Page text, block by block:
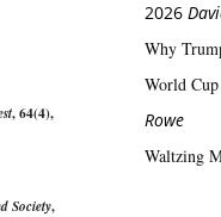
, 64(4),
Society,
2026
Why
World
Rowe
Waltzing